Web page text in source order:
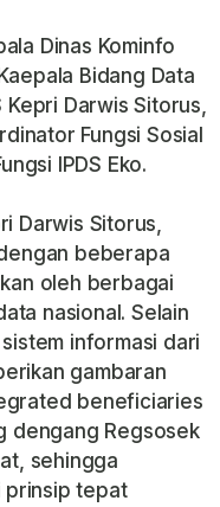
Dinas Kominfo
Bidang Data
Kepri Darwis Sitorus,
Fungsi Sosial
IPDS Eko.
Darwis Sitorus,
beberapa
oleh berbagai
nasional. Selain
informasi dari
gambaran
beneficiaries
dengang Regsosek
sehingga
prinsip tepat